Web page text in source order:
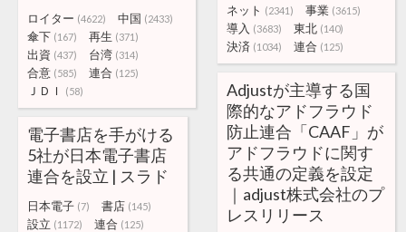
ネット (2341) 事業 (3615)
導入 (3683) 東北 (140)
決済 (1034) 連合 (125)
ロイター (4622) 中国 (2433)
傘下 (167) 再生 (371)
出資 (437) 台湾 (314)
合意 (585) 連合 (125)
ＪＤＩ (58)
Adjustが主導する国
際的なアドフラウド
防止連合「CAAF」が
アドフラウドに関す
る共通の定義を設定
｜adjust株式会社のプ
レスリリース
電子書店を手がける
5社が日本電子書店
連合を設立 | スラド
日本電子 (7) 書店 (145)
設立 (1172) 連合 (125)